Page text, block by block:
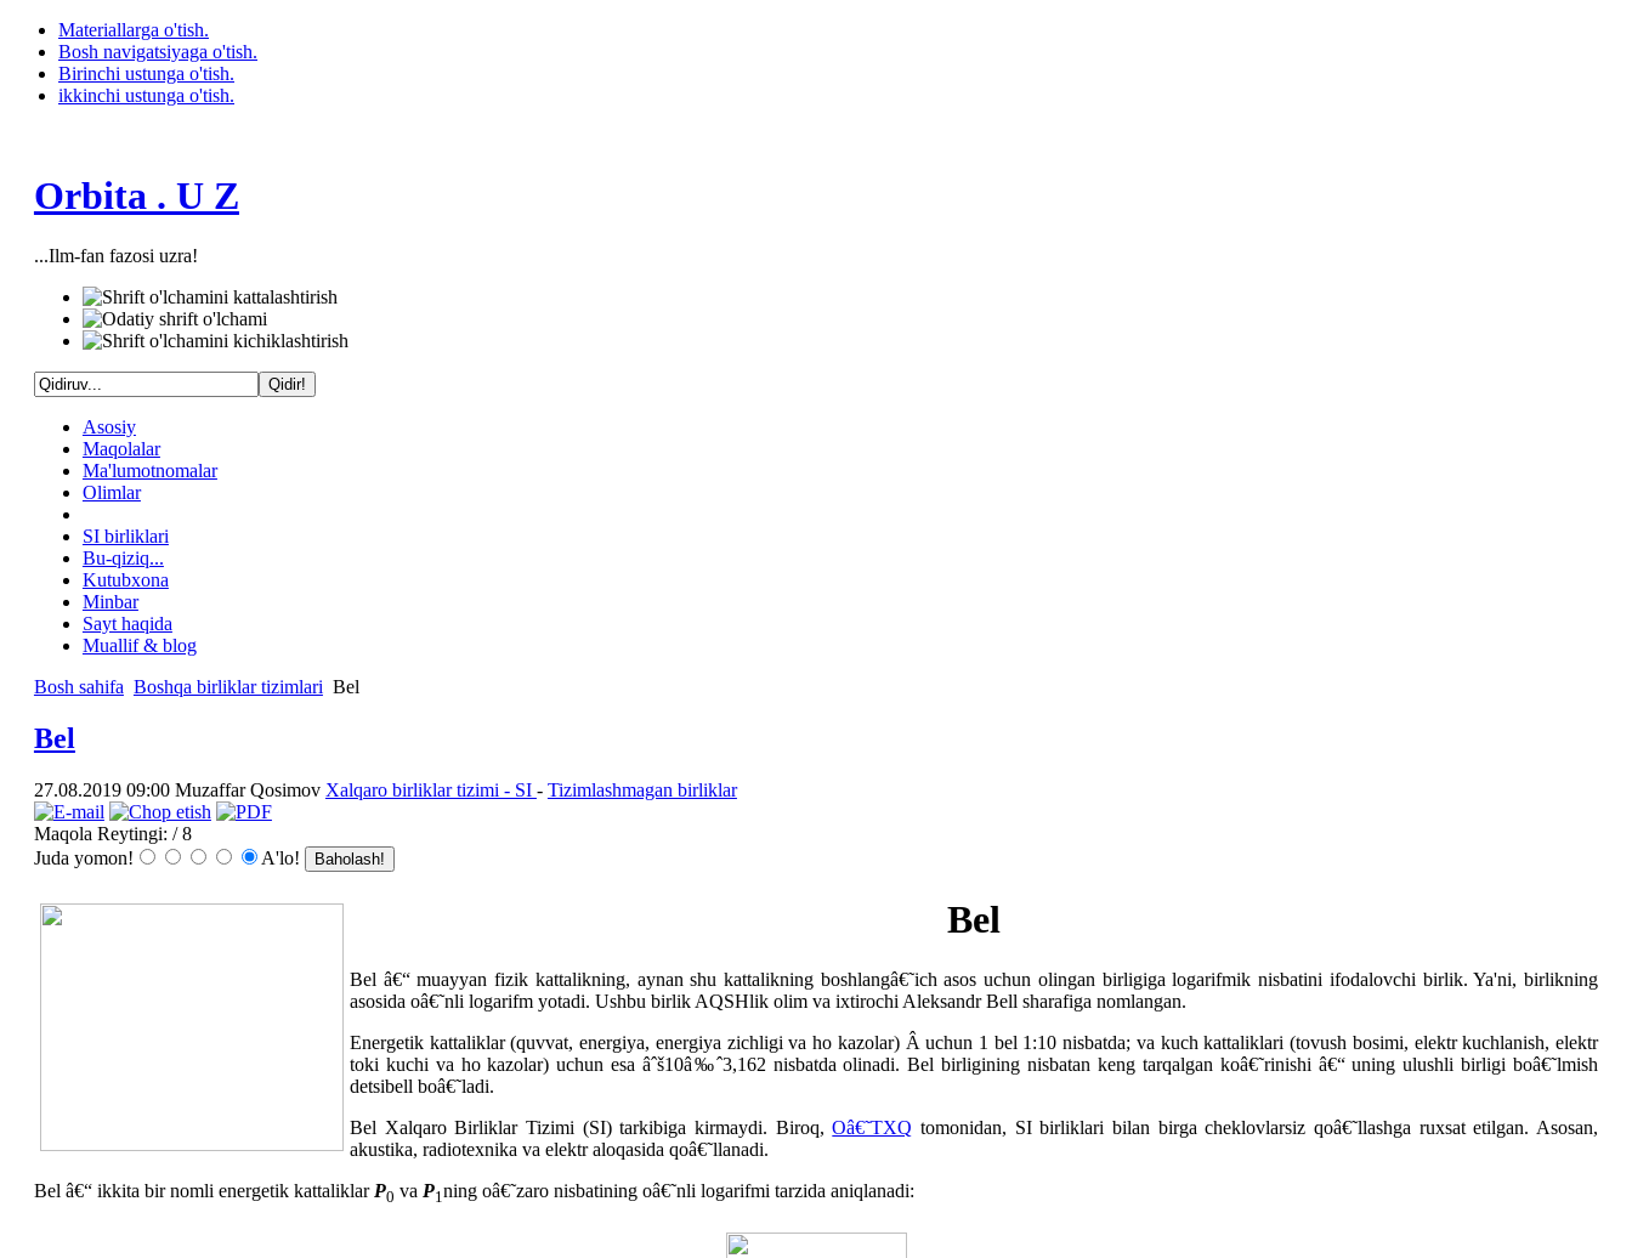
Materiallarga o'tish.
Bosh navigatsiyaga o'tish.
Birinchi ustunga o'tish.
ikkinchi ustunga o'tish.
Orbita . U Z
...Ilm-fan fazosi uzra!
Asosiy
Maqolalar
Ma'lumotnomalar
Olimlar
SI birliklari
Bu-qiziq...
Kutubxona
Minbar
Sayt haqida
Muallif & blog
Bosh sahifa Boshqa birliklar tizimlari Bel
Bel
27.08.2019 09:00 Muzaffar Qosimov Xalqaro birliklar tizimi - SI - Tizimlashmagan birliklar
Maqola Reytingi: / 8
Juda yomon!
A'lo!
Bel
Bel â€“ muayyan fizik kattalikning, aynan shu kattalikning boshlangâ€˜ich asos uchun olingan birligiga logarifmik nisbatini ifodalovchi birlik. Ya'ni, birlikning
asosida oâ€˜nli logarifm yotadi. Ushbu birlik AQSHlik olim va ixtirochi Aleksandr Bell sharafiga nomlangan.
Energetik kattaliklar (quvvat, energiya, energiya zichligi va ho kazolar) Â uchun 1 bel 1:10 nisbatda; va kuch kattaliklari (tovush bosimi, elektr kuchlanish, elektr
toki kuchi va ho kazolar) uchun esa âˆš10â‰ˆ3,162 nisbatda olinadi. Bel birligining nisbatan keng tarqalgan koâ€˜rinishi â€“ uning ulushli birligi boâ€˜lmish
detsibell boâ€˜ladi.
Bel Xalqaro Birliklar Tizimi (SI) tarkibiga kirmaydi. Biroq,Oâ€˜TXQ tomonidan, SI birliklari bilan birga cheklovlarsiz qoâ€˜llashga ruxsat etilgan. Asosan,
akustika, radiotexnika va elektr aloqasida qoâ€˜llanadi.
Bel â€“ ikkita bir nomli energetik kattaliklar P0 va P1 ning oâ€˜zaro nisbatining oâ€˜nli logarifmi tarzida aniqlanadi: